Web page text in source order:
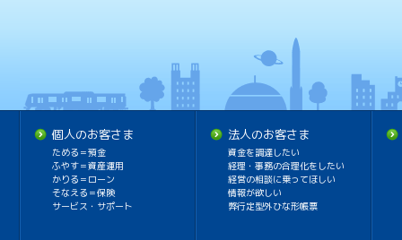
個人のお客さま
ためる＝預金
ふやす＝資産運用
かりる＝ローン
そなえる＝保険
サービス・サポート
法人のお客さま
資金を調達したい
経理・事務の合理化をしたい
経営の相談に乗ってほしい
情報が欲しい
弊行定型外ひな形帳票